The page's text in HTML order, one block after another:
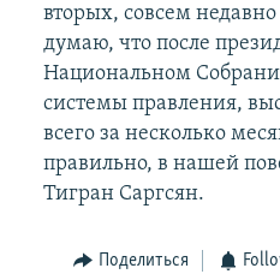
вторых, совсем
думаю, что после
Национальном
системы правления,
всего за несколько
правильно, в нашей
Тигран Саргсян.
Поделиться